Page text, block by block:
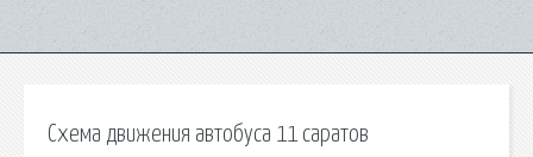
Схема движения автобуса 11 саратов